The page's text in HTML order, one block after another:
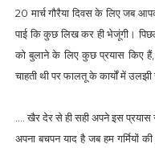
20 मार्च गौरैया दिवस के लिए जब
पाई कि कुछ लिख कर ही भेजूंगी।
को बुलाने के लिए कुछ प्रयास किए
चाहती थी पर फालतू के कार्यों में
.... खैर देर से ही सही अपने इस
अपना बचपन याद है जब हम गर्मियों